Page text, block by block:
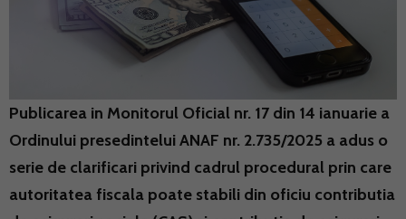
Publicarea in Monitorul Oficial nr. 17 din 14 ianuarie a
Ordinului presedintelui ANAF nr. 2.735/2025 a adus o
serie de clarificari privind cadrul procedural prin care
autoritatea fiscala poate stabili din oficiu contributia